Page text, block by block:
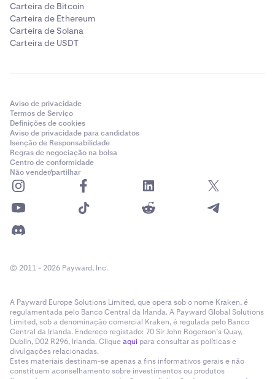
Carteira de Bitcoin
Carteira de Ethereum
Carteira de Solana
Carteira de USDT
Aviso de privacidade
Termos de Serviço
Definições de cookies
Aviso de privacidade para candidatos
Isenção de Responsabilidade
Regras de negociação na bolsa
Centro de conformidade
Não vender/partilhar
© 2011 - 2026 Payward, Inc.
A Payward Europe Solutions Limited, que opera sob o nome Kraken, é
regulamentada pelo Banco Central da Irlanda. A Payward Global Solutions
Limited, sob a denominação comercial Kraken, é regulada pelo Banco
Central da Irlanda. Endereço registado: 70 Sir John Rogerson’s Quay,
Dublin, D02 R296, Irlanda. Cliqueaqui para consultar as políticas e
divulgações relacionadas.
Estes materiais destinam-se apenas a fins informativos gerais e não
constituem aconselhamento sobre investimentos ou produtos